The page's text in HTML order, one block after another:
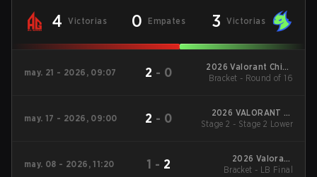
4 Victorias 0 Empates 3 Victorias
may. 21 - 2026, 09:07 2 - 0
2026 Valorant China
Evolution Series Act 2
Bracket - Round of 16
may. 17 - 2026, 09:00 2 - 0
2026 VALORANT at
Esports World Cup
Stage 2 - Stage 2 Lower
may. 08 - 2026, 11:20 1 - 2
2026 Valorant
Champions Tour:
Bracket - LB Final